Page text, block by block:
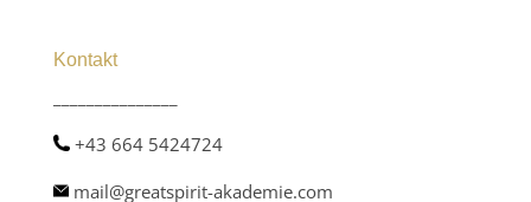
Kontakt
+43 664 5424724
mail@greatspirit-akademie.com